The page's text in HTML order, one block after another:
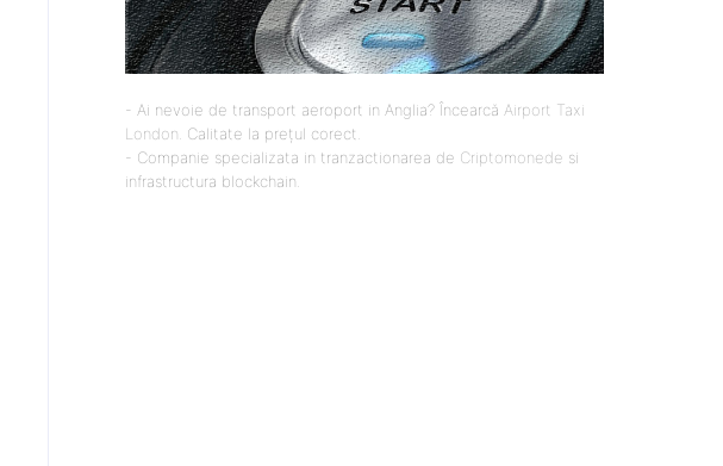
- Ai nevoie de transport aeroport in Anglia? Încearcă Airport Taxi
London . Calitate la prețul corect.
- Companie specializata in tranzactionarea de Criptomonede si
infrastructura blockchain.